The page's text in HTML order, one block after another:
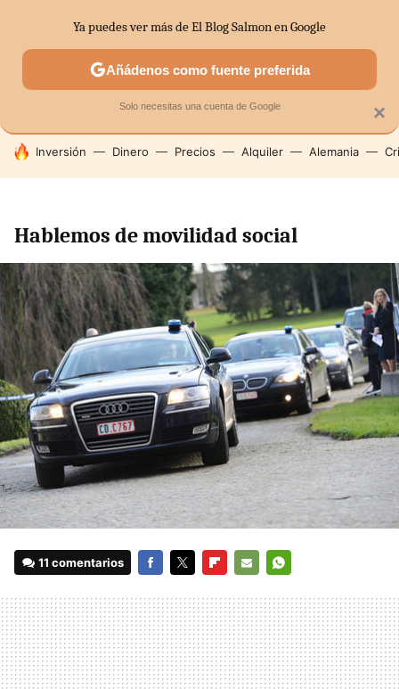
SECTORES ECONOMÍA DOMÉSTICA MERCADOS
HOY SE HABLA DE
Inversión Dinero Precios Alquiler Alemania
Hablemos de movilidad social
11 comentarios
MAIL
×
Ya puedes ver más de El Blog Salmon en Google
Añádenos como fuente preferida
Solo necesitas una cuenta de Google